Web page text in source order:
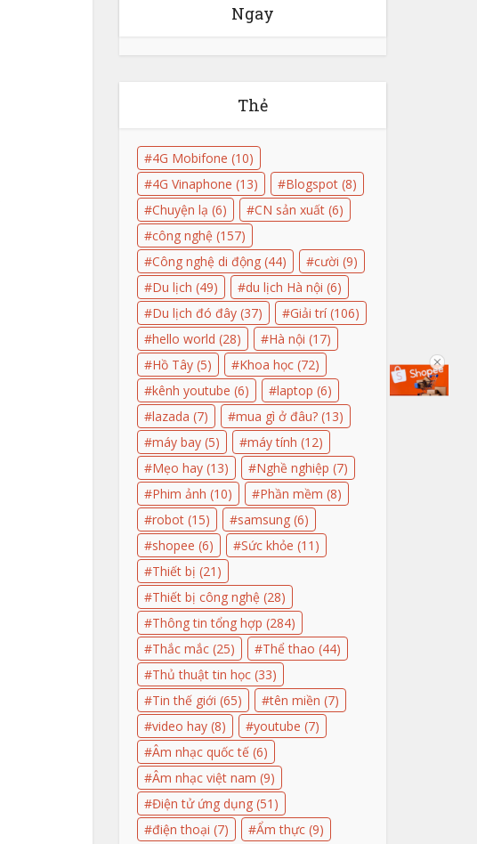
Ngay
Thẻ
4G Mobifone (10)
4G Vinaphone (13) Blogspot (8)
Chuyện lạ (6) CN sản xuất (6)
công nghệ (157)
Công nghệ di động (44) cười (9)
Du lịch (49) du lịch Hà nội (6)
Du lịch đó đây (37) Giải trí(106)
hello world (28) Hà nội (17)
Hồ Tây (5) Khoa học (72)
kênh youtube (6) laptop (6)
lazada (7) mua gì ở đâu? (13)
máy bay (5) máy tính (12)
Mẹo hay (13) Nghề nghiệp (7)
Phim ảnh (10) Phần mềm (8)
robot (15) samsung (6)
shopee (6) Sức khỏe (11)
Thiết bị (21)
Thiết bị công nghệ (28)
Thông tin tổng hợp (284)
Thắc mắc (25) Thể thao (44)
Thủ thuật tin học (33)
Tin thế giới (65) tên miền (7)
video hay (8) youtube (7)
Âm nhạc quốc tế (6)
Âm nhạc việt nam (9)
Điện tử ứng dụng (51)
điện thoại (7) Ẩm thực (9)